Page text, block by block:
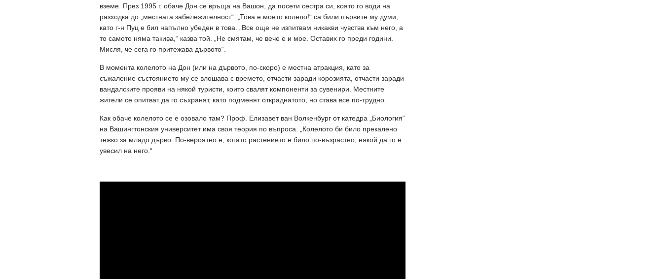
вземе. През 1995 г. обаче Дон се връща на Вашон, да посети сестра си, която го води на
разходка до „местната забележителност“. „Това е моето колело!“ са били първите му думи,
като г-н Пуц е бил напълно убеден в това. „Все още не изпитвам никакви чувства към него, а
то самото няма такива,“ казва той. „Не смятам, че вече е и мое. Оставих го преди години.
Мисля, че сега го притежава дървото“.
В момента колелото на Дон (или на дървото, по-скоро) е местна атракция, като за
съжаление състоянието му се влошава с времето, отчасти заради корозията, отчасти заради
вандалските прояви на някой туристи, които свалят компоненти за сувенири. Местните
жители се опитват да го съхранят, като подменят откраднатото, но става все по-трудно.
Как обаче колелото се е озовало там? Проф. Елизавет ван Волкенбург от катедра „Биология“
на Вашингтонския университет има своя теория по въпроса. „Колелото би било прекалено
тежко за младо дърво. По-вероятно е, когато растението е било по-възрастно, някой да го е
увесил на него.“